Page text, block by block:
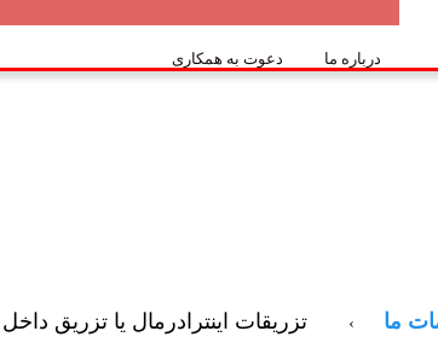
درباره ما دعوت به همکاری
ما › تزریقات اینترادرمال یا تزریق